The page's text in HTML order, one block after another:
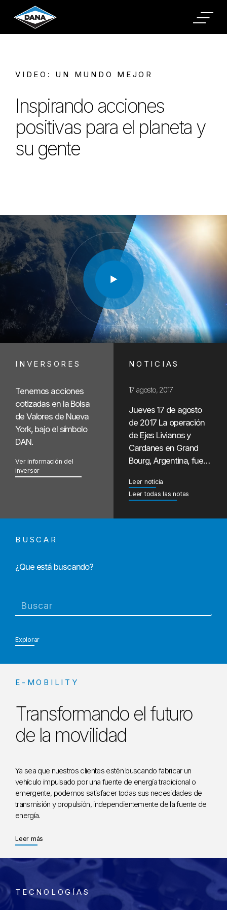
Cookies Settings
VIDEO: UN MUNDO MEJOR
Inspirando acciones
positivas para el planeta y
su gente
Play
INVERSORES
Tenemos acciones
cotizadas en la Bolsa
de Valores de Nueva
York, bajo el símbolo
DAN.
Ver información del
inversor
NOTICIAS
17 agosto, 2017
Jueves 17 de agosto
de 2017 La operación
de Ejes Livianos y
Cardanes en Grand
Bourg, Argentina, fue…
Leer noticia
Leer todas las notas
BUSCAR
¿Que está buscando?
Explorar
E-MOBILITY
Transformando el futuro
de la movilidad
Ya sea que nuestros clientes estén buscando fabricar un
vehículo impulsado por una fuente de energía tradicional o
emergente, podemos satisfacer todas sus necesidades de
transmisión y propulsión, independientemente de la fuente de
energía.
Leer más
TECNOLOGÍAS
TECNOLOGÍAS
TECNOLOGÍAS
TECNOLOGÍAS
TECNOLOGÍAS
TECNOLOGÍAS
TECNOLOGÍAS